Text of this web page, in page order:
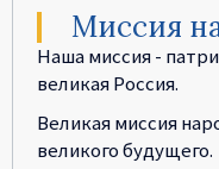
Миссия
Наша миссия -
великая Россия.
Великая миссия
великого будущего.